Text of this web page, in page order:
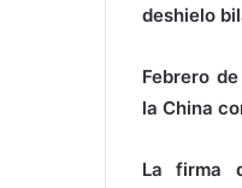
deshielo
Febrero
la China
La firma